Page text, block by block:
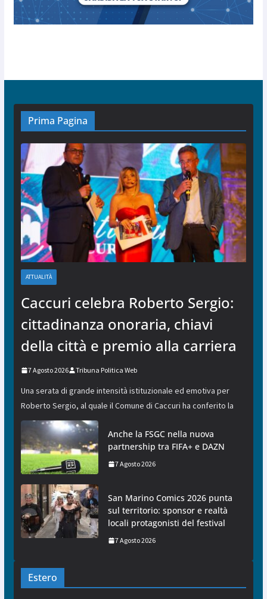
Prima Pagina
ATTUALITÀ
Caccuri celebra Roberto Sergio:
cittadinanza onoraria, chiavi
della città e premio alla carriera
7 Agosto 2026 Tribuna Politica Web
Una serata di grande intensità istituzionale ed emotiva per
Roberto Sergio, al quale il Comune di Caccuri ha conferito la
Anche la FSGC nella nuova
partnership tra FIFA+ e DAZN
7 Agosto 2026
San Marino Comics 2026 punta
sul territorio: sponsor e realtà
locali protagonisti del festival
7 Agosto 2026
Estero